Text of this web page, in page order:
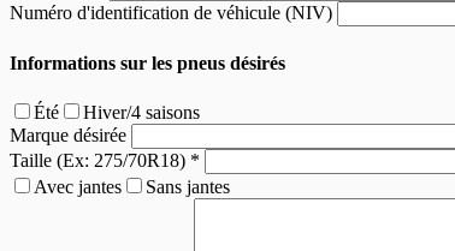
Numéro d'identification de véhicule (NIV)
Informations sur les pneus désirés
Été
Hiver/4 saisons
Marque désirée
Taille (Ex: 275/70R18) *
Avec jantes
Sans jantes